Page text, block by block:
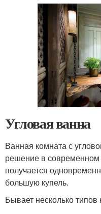
Угловая ванна
Ванная комната с
решение в
получается
большую купель.
Бывает несколько типов